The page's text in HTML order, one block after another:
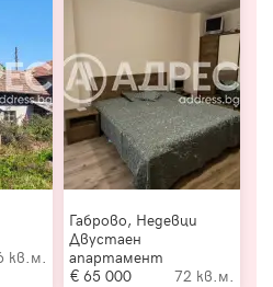
кв.м.
Габрово, Недевци
Двустаен
апартамент
65 000
72 кв.м.